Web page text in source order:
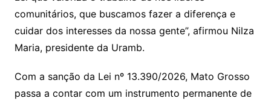
comunitários, que buscamos fazer a diferença e
cuidar dos interesses da nossa gente”, afirmou Nilza
Maria, presidente da Uramb.
Com a sanção da Lei nº 13.390/2026, Mato Grosso
passa a contar com um instrumento permanente de